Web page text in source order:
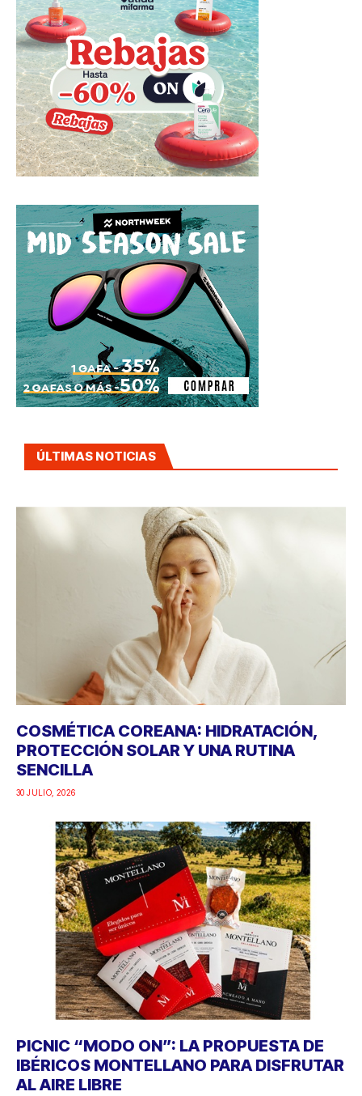
ÚLTIMAS NOTICIAS
COSMÉTICA COREANA: HIDRATACIÓN,
PROTECCIÓN SOLAR Y UNA RUTINA
SENCILLA
30 JULIO, 2026
PICNIC “MODO ON”: LA PROPUESTA DE
IBÉRICOS MONTELLANO PARA DISFRUTAR
AL AIRE LIBRE